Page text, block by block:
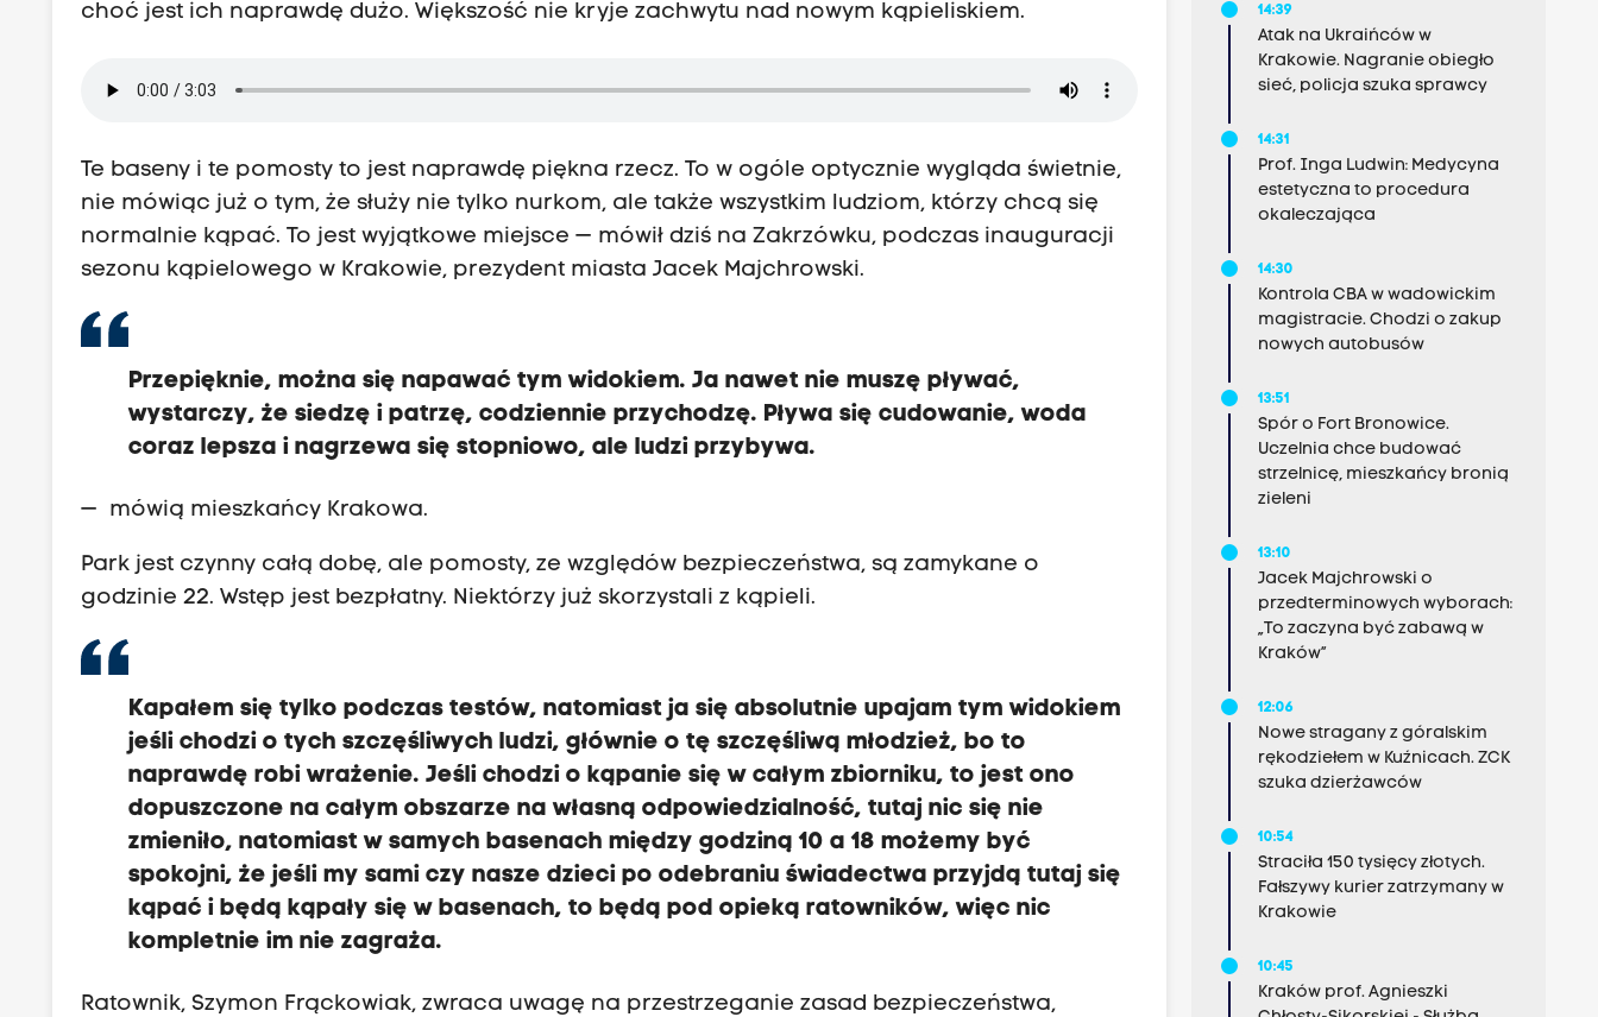
choć jest ich naprawdę dużo. Większość nie kryje zachwytu nad nowym kąpieliskiem.
Te baseny i te pomosty to jest naprawdę piękna rzecz. To w ogóle optycznie wygląda świetnie,
nie mówiąc już o tym, że służy nie tylko nurkom, ale także wszystkim ludziom, którzy chcą się
normalnie kąpać. To jest wyjątkowe miejsce — mówił dziś na Zakrzówku, podczas inauguracji
sezonu kąpielowego w Krakowie, prezydent miasta Jacek Majchrowski.
Przepięknie, można się napawać tym widokiem. Ja nawet nie muszę pływać,
wystarczy, że siedzę i patrzę, codziennie przychodzę. Pływa się cudowanie, woda
coraz lepsza i nagrzewa się stopniowo, ale ludzi przybywa.
— mówią mieszkańcy Krakowa.
Park jest czynny całą dobę, ale pomosty, ze względów bezpieczeństwa, są zamykane o
godzinie 22. Wstęp jest bezpłatny. Niektórzy już skorzystali z kąpieli.
Kapałem się tylko podczas testów, natomiast ja się absolutnie upajam tym widokiem
jeśli chodzi o tych szczęśliwych ludzi, głównie o tę szczęśliwą młodzież, bo to
naprawdę robi wrażenie. Jeśli chodzi o kąpanie się w całym zbiorniku, to jest ono
dopuszczone na całym obszarze na własną odpowiedzialność, tutaj nic się nie
zmieniło, natomiast w samych basenach między godziną 10 a 18 możemy być
spokojni, że jeśli my sami czy nasze dzieci po odebraniu świadectwa przyjdą tutaj się
kąpać i będą kąpały się w basenach, to będą pod opieką ratowników, więc nic
kompletnie im nie zagraża.
Ratownik, Szymon Frąckowiak, zwraca uwagę na przestrzeganie zasad bezpieczeństwa,
14:39
Atak na Ukraińców w
Krakowie. Nagranie obiegło
sieć, policja szuka sprawcy
14:31
Prof. Inga Ludwin: Medycyna
estetyczna to procedura
okaleczająca
14:30
Kontrola CBA w wadowickim
magistracie. Chodzi o zakup
nowych autobusów
13:51
Spór o Fort Bronowice.
Uczelnia chce budować
strzelnicę, mieszkańcy bronią
zieleni
13:10
Jacek Majchrowski o
przedterminowych wyborach:
„To zaczyna być zabawą w
Kraków”
12:06
Nowe stragany z góralskim
rękodziełem w Kuźnicach. ZCK
szuka dzierżawców
10:54
Straciła 150 tysięcy złotych.
Fałszywy kurier zatrzymany w
Krakowie
10:45
Kraków prof. Agnieszki